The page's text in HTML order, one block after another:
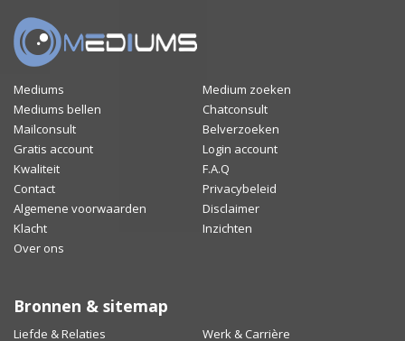
Mediums
Medium zoeken
Mediums bellen
Chatconsult
Mailconsult
Belverzoeken
Gratis account
Login account
Kwaliteit
F.A.Q
Contact
Privacybeleid
Algemene voorwaarden
Disclaimer
Klacht
Inzichten
Over ons
Bronnen & sitemap
Liefde & Relaties Werk & Carrière